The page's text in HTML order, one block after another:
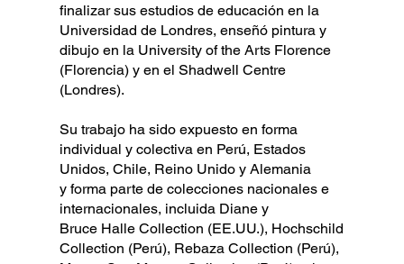
finalizar sus estudios de educación en la
Universidad de Londres, enseñó pintura y
dibujo en la University of the Arts Florence
(Florencia) y en el Shadwell Centre
(Londres).
Su trabajo ha sido expuesto en forma
individual y colectiva en Perú, Estados
Unidos, Chile, Reino Unido y Alemania
y forma parte de colecciones nacionales e
internacionales, incluida Diane y
Bruce Halle Collection (EE.UU.), Hochschild
Collection (Perú), Rebaza Collection (Perú),